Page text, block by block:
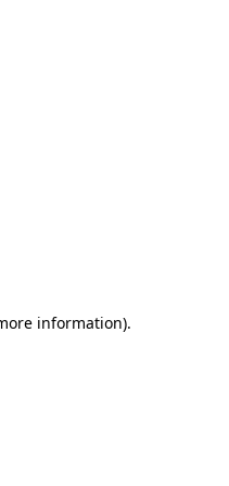
information).